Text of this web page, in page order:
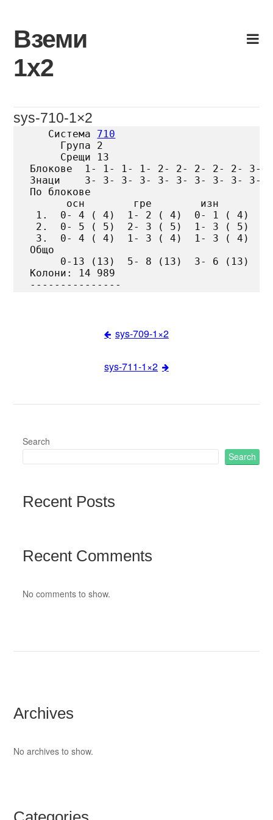
content
Вземи
1х2
sys-710-1×2
   Система
710
     Група 2
     Срещи 13
Блокове  1- 1- 1- 1- 2- 2- 2- 2- 2- 3-
Знаци    3- 3- 3- 3- 3- 3- 3- 3- 3- 3-
По блокове
      осн        гре        изн
1.  0- 4 ( 4)  1- 2 ( 4)  0- 1 ( 4)
2.  0- 5 ( 5)  2- 3 ( 5)  1- 3 ( 5)
3.  0- 4 ( 4)  1- 3 ( 4)  1- 3 ( 4)
Общо
     0-13 (13)  5- 8 (13)  3- 6 (13)
Колони: 14 989
sys-709-1×2
sys-711-1×2
Search
Search
Recent Posts
Recent Comments
No comments to show.
Archives
No archives to show.